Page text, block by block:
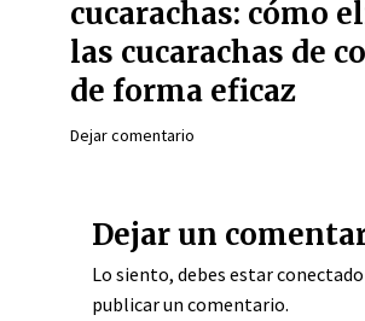
cucarachas: cómo
las cucarachas de
de forma eficaz
Dejar comentario
Dejar un
Lo siento, debes estarconectado
publicar un comentario.